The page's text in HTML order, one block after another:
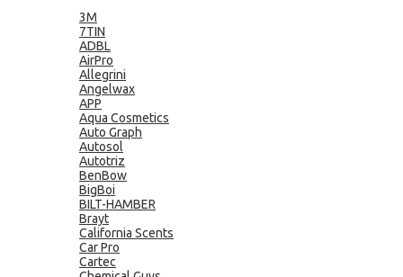
3M
7TIN
ADBL
AirPro
Allegrini
Angelwax
APP
Aqua Cosmetics
Auto Graph
Autosol
Autotriz
BenBow
BigBoi
BILT-HAMBER
Brayt
California Scents
Car Pro
Cartec